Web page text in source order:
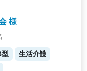
様
型
生活介護